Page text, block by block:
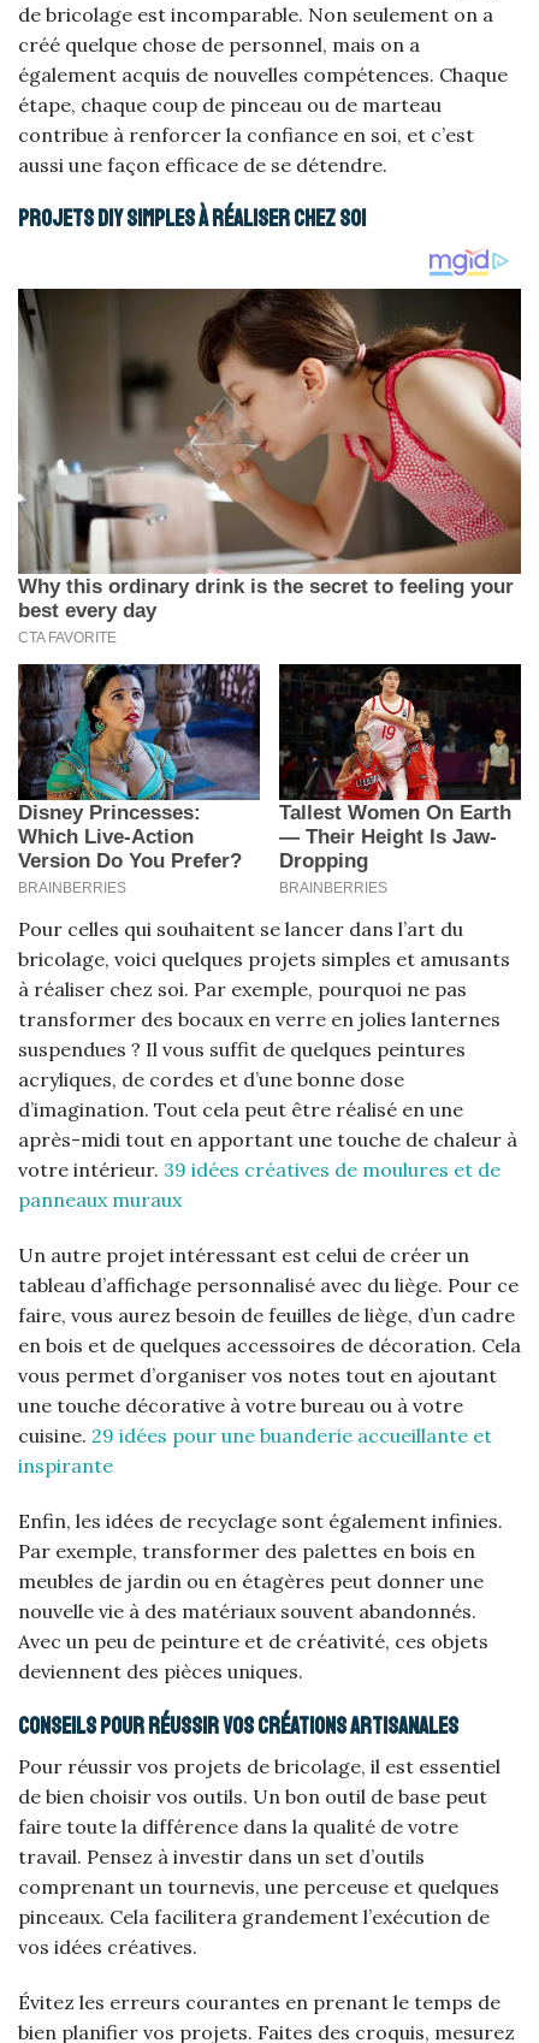
de bricolage est incomparable. Non seulement on a
créé quelque chose de personnel, mais on a
également acquis de nouvelles compétences. Chaque
étape, chaque coup de pinceau ou de marteau
contribue à renforcer la confiance en soi, et c’est
aussi une façon efficace de se détendre.
Projets DIY simples à réaliser chez soi
Pour celles qui souhaitent se lancer dans l’art du
bricolage, voici quelques projets simples et amusants
à réaliser chez soi. Par exemple, pourquoi ne pas
transformer des bocaux en verre en jolies lanternes
suspendues ? Il vous suffit de quelques peintures
acryliques, de cordes et d’une bonne dose
d’imagination. Tout cela peut être réalisé en une
après-midi tout en apportant une touche de chaleur à
votre intérieur. 39 idées créatives de moulures et de
panneaux muraux
Un autre projet intéressant est celui de créer un
tableau d’affichage personnalisé avec du liège. Pour ce
faire, vous aurez besoin de feuilles de liège, d’un cadre
en bois et de quelques accessoires de décoration. Cela
vous permet d’organiser vos notes tout en ajoutant
une touche décorative à votre bureau ou à votre
cuisine. 29 idées pour une buanderie accueillante et
inspirante
Enfin, les idées de recyclage sont également infinies.
Par exemple, transformer des palettes en bois en
meubles de jardin ou en étagères peut donner une
nouvelle vie à des matériaux souvent abandonnés.
Avec un peu de peinture et de créativité, ces objets
deviennent des pièces uniques.
Conseils pour réussir vos créations artisanales
Pour réussir vos projets de bricolage, il est essentiel
de bien choisir vos outils. Un bon outil de base peut
faire toute la différence dans la qualité de votre
travail. Pensez à investir dans un set d’outils
comprenant un tournevis, une perceuse et quelques
pinceaux. Cela facilitera grandement l’exécution de
vos idées créatives.
Évitez les erreurs courantes en prenant le temps de
bien planifier vos projets. Faites des croquis, mesurez